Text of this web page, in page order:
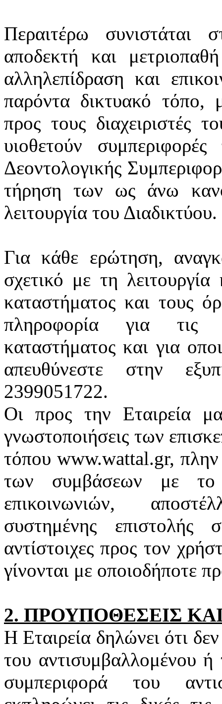
Περαιτέρω συνιστάται
αποδεκτή και
αλληλεπίδραση και
παρόντα δικτυακό τόπο,
προς τους διαχειριστές
υιοθετούν
Δεοντολογικής
τήρηση των ως άνω
λειτουργία του Διαδικτύου.
Για κάθε ερώτηση,
σχετικό με τη
καταστήματος και τους
πληροφορία για τις
καταστήματος και για
απευθύνεστε στην
2399051722.
Οι προς την Εταιρεία
γνωστοποιήσεις των
τόπου www.wattal.gr, πλην
των συμβάσεων με το
επικοινωνιών,
συστημένης
αντίστοιχες προς τον
γίνονται με οποιοδήποτε
2. ΠΡΟΥΠΟΘΕΣΕΙΣ
Η Εταιρεία δηλώνει ότι
του αντισυμβαλλομένου
συμπεριφορά του